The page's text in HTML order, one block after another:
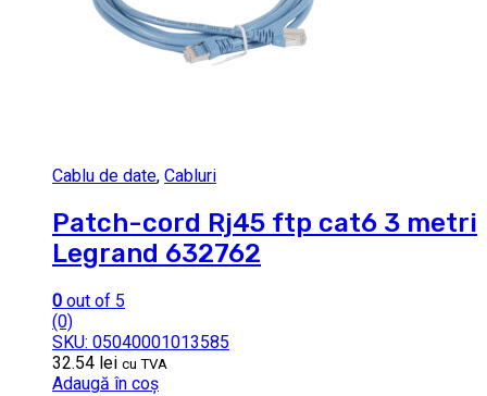
Cablu de date, Cabluri
Patch-cord Rj45 ftp cat6 3 metri
Legrand 632762
0 out of 5
(0)
SKU: 05040001013585
32.54 lei cu TVA
Adaugă în coș